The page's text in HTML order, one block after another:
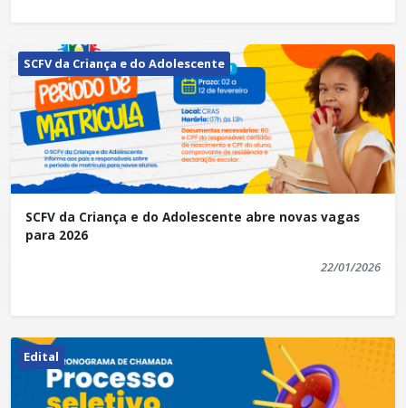
SCFV da Criança e do Adolescente
SCFV da Criança e do Adolescente abre novas vagas
para 2026
22/01/2026
Edital